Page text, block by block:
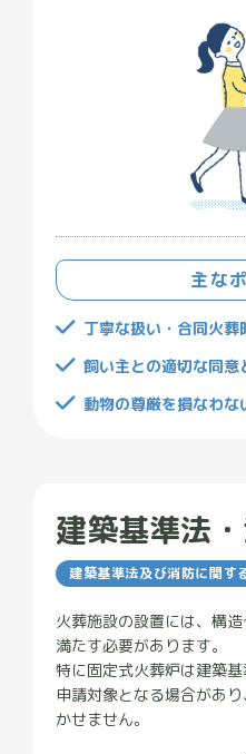
主な
丁寧な扱い・合同火葬
飼い主との適切な同意
動物の尊厳を損なわな
建築基準法
建築基準法及び消防に関す
火葬施設の設置には、構
満たす必要があります。
特に固定式火葬炉は建築
申請対象となる場合があ
かせません。